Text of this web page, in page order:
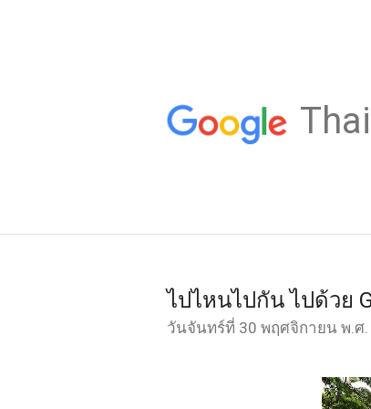
ไปไหนไปกัน ไปด้วย
วันจันทร์ที่ 30 พฤศจิกายน พ.ศ.